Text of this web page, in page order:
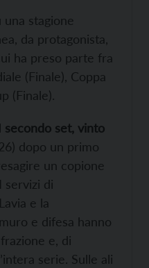
stagione
da protagonista,
ha preso parte fra
(Finale), Coppa
(Finale).
secondo set, vinto
dopo un primo
un copione
servizi di
e la
e difesa hanno
e, di
serie. Sulle ali